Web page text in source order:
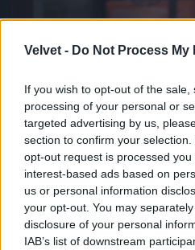
Velvet - Do Not Process
If you wish to opt-out of the
processing of your personal or
targeted advertising by us,
section to confirm your
opt-out request is processed
interest-based ads based on
us or personal information
your opt-out. You may
disclosure of your personal
IAB’s list of downstream
Fotó: Szécsi István / Velvet